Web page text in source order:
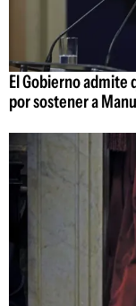
El Gobierno admite
por sostener a